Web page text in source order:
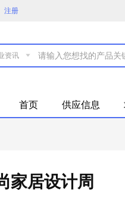
注册

首页 供应信息
家居设计周